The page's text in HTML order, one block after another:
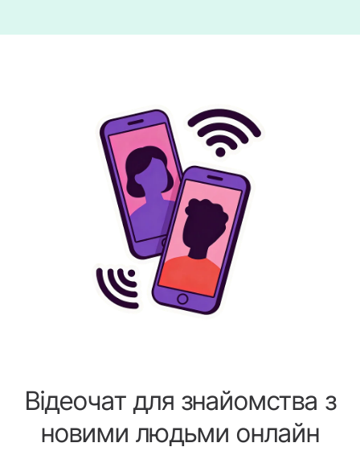
Відеочат для знайомства з
новими людьми онлайн